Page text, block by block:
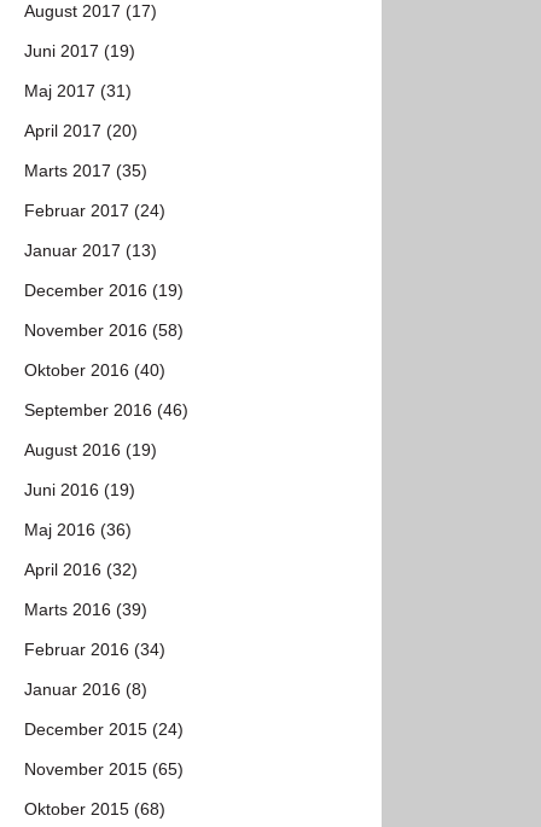
August 2017 (17)
Juni 2017 (19)
Maj 2017 (31)
April 2017 (20)
Marts 2017 (35)
Februar 2017 (24)
Januar 2017 (13)
December 2016 (19)
November 2016 (58)
Oktober 2016 (40)
September 2016 (46)
August 2016 (19)
Juni 2016 (19)
Maj 2016 (36)
April 2016 (32)
Marts 2016 (39)
Februar 2016 (34)
Januar 2016 (8)
December 2015 (24)
November 2015 (65)
Oktober 2015 (68)